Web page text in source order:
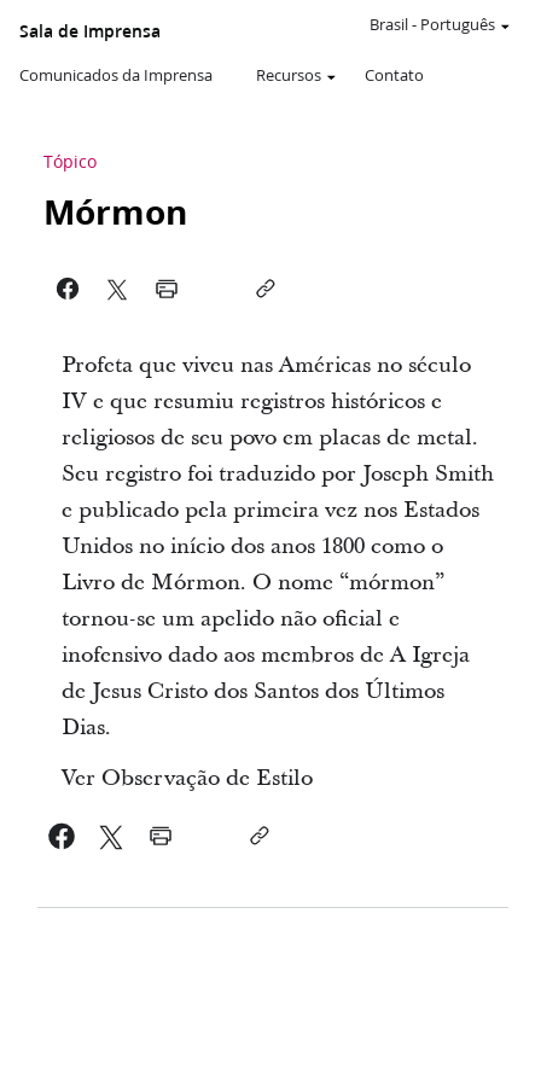
Sala de Imprensa
Comunicados da Imprensa Recursos Contato
Brasil- Português
Tópico
Mórmon
Profeta que viveu nas Américas no século
IV e que resumiu registros históricos e
religiosos de seu povo em placas de metal.
Seu registro foi traduzido por Joseph Smith
e publicado pela primeira vez nos Estados
Unidos no início dos anos 1800 como o
Livro de Mórmon. O nome “mórmon”
tornou-se um apelido não oficial e
inofensivo dado aos membros de A Igreja
de Jesus Cristo dos Santos dos Últimos
Dias.
Ver Observação de Estilo